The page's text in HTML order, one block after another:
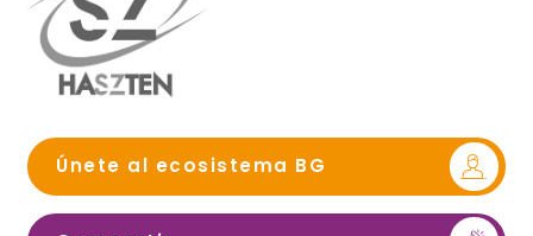
Únete al ecosistema BG